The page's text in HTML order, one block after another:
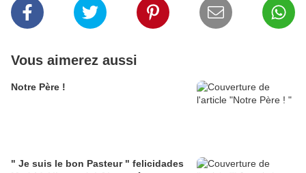
Vous aimerez aussi
Notre Père !
" Je suis le bon Pasteur " felicidades